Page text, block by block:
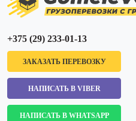
+375 (29) 233-01-13
ЗАКАЗАТЬ ПЕРЕВОЗКУ
НАПИСАТЬ В VIBER
НАПИСАТЬ В WHATSAPP